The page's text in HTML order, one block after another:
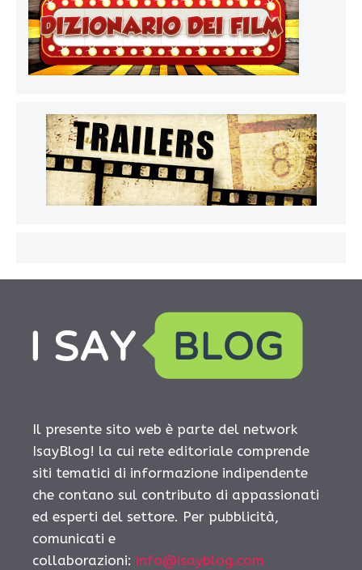
Il presente sito web è parte del network
IsayBlog! la cui rete editoriale comprende
siti tematici di informazione indipendente
che contano sul contributo di appassionati
ed esperti del settore. Per pubblicità,
comunicati e
collaborazioni: info@isayblog.com